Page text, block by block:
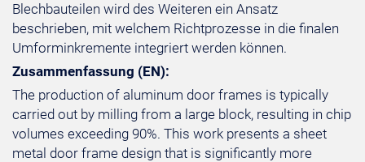
Blechbauteilen wird des Weiteren ein Ansatz
beschrieben, mit welchem Richtprozesse in die finalen
Umforminkremente integriert werden können.
Zusammenfassung (EN):
The production of aluminum door frames is typically
carried out by milling from a large block, resulting in chip
volumes exceeding 90%. This work presents a sheet
metal door frame design that is significantly more